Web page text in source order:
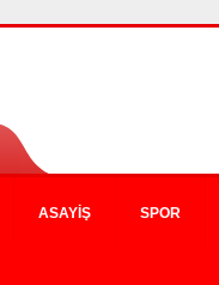
ASAYIŞ SPOR